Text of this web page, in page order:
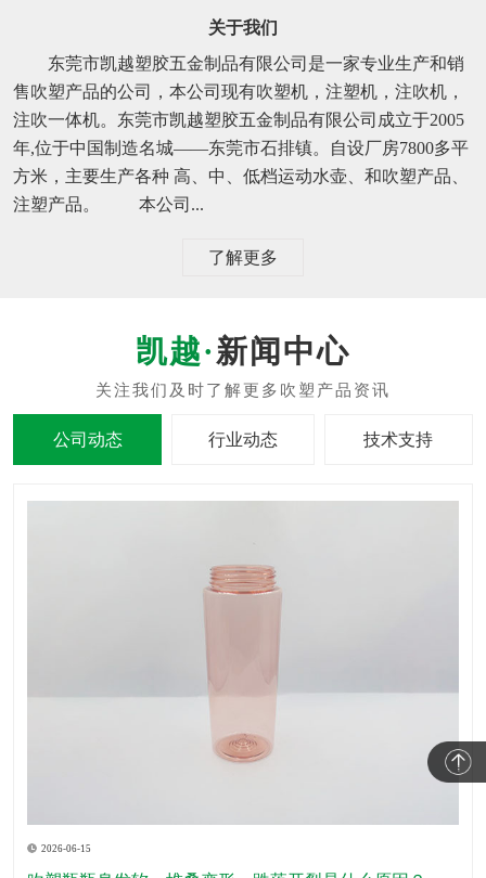
关于我们
东莞市凯越塑胶五金制品有限公司是一家专业生产和销
售吹塑产品的公司，本公司现有吹塑机，注塑机，注吹机，
注吹一体机。东莞市凯越塑胶五金制品有限公司成立于2005
年,位于中国制造名城——东莞市石排镇。自设厂房7800多平
方米，主要生产各种 高、中、低档运动水壶、和吹塑产品、
注塑产品。 本公司...
了解更多
新闻中心
公司动态 行业动态 技术支持
2026-06-15